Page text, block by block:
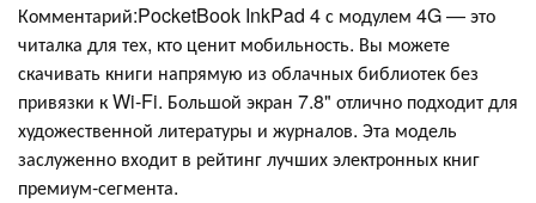
Комментарий:PocketBook InkPad 4 с модулем 4G — это
читалка для тех, кто ценит мобильность. Вы можете
скачивать книги напрямую из облачных библиотек без
привязки к Wi-Fi. Большой экран 7.8" отлично подходит для
художественной литературы и журналов. Эта модель
заслуженно входит в рейтинг лучших электронных книг
премиум-сегмента.